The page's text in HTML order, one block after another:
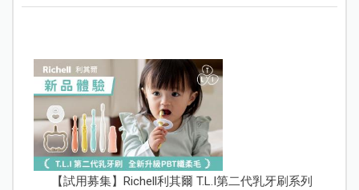
【試用募集】Richell利其爾 T.L.I第二代乳牙刷系列